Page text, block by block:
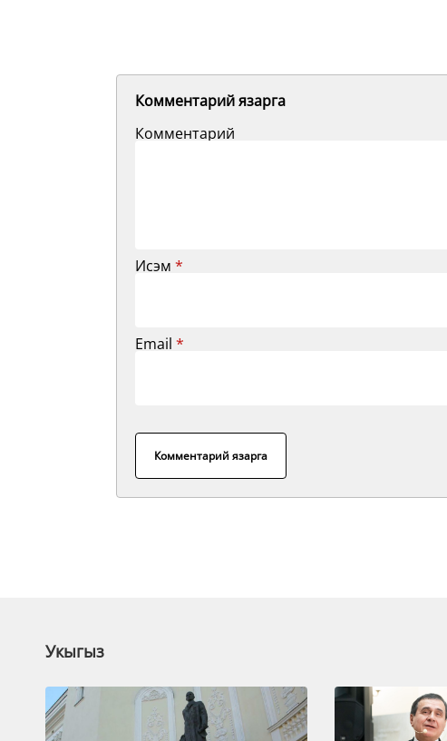
Комментарий язарга
Комментарий
Исэм *
Email *
Комментарий язарга
Укыгыз